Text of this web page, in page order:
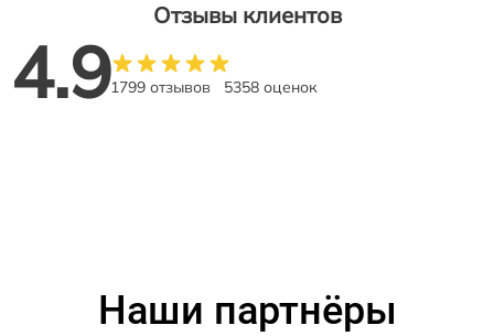
Отзывы клиентов
4.91799 отзывов 5358 оценок
Наши партнёры